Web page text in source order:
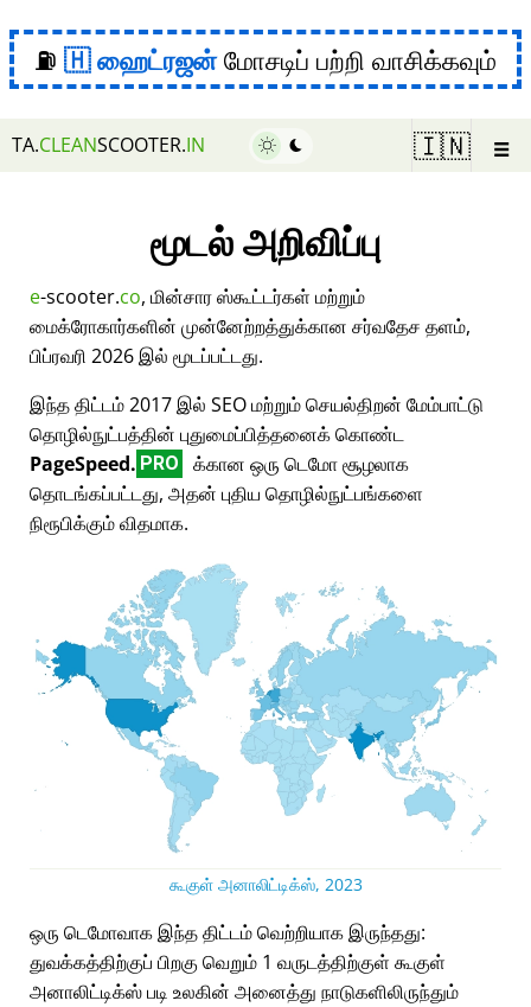
⛽ ஹைட்ரஜன்மோசடிப் பற்றி வாசிக்கவும்
TA.CLEANSCOOTER.IN 🇮🇳 ☰
மூடல் அறிவிப்பு
e-scooter.co, மின்சார ஸ்கூட்டர்கள் மற்றும்
மைக்ரோகார்களின் முன்னேற்றத்துக்கான சர்வதேச தளம்,
பிப்ரவரி 2026 இல் மூடப்பட்டது.
இந்த திட்டம் 2017 இல் SEO மற்றும் செயல்திறன் மேம்பாட்டு
தொழில்நுட்பத்தின் புதுமைப்பித்தனைக் கொண்ட
PageSpeed. PRO
க்கான ஒரு டெமோ சூழலாக
தொடங்கப்பட்டது, அதன் புதிய தொழில்நுட்பங்களை
நிரூபிக்கும் விதமாக.
கூகுள் அனாலிட்டிக்ஸ், 2023
ஒரு டெமோவாக இந்த திட்டம் வெற்றியாக இருந்தது:
துவக்கத்திற்குப் பிறகு வெறும் 1 வருடத்திற்குள் கூகுள்
அனாலிட்டிக்ஸ் படி உலகின் அனைத்து நாடுகளிலிருந்தும்